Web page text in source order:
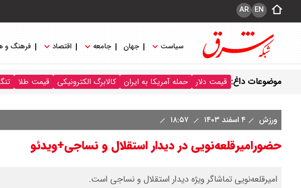
EN
AR
سیاست جهان جامعه اقتصاد فرهنگ و
موضوعات داغ: قیمت دلار حمله آمریکا به ایران کالابرگ الکترونیکی قیمت طلا
ورزش ۴ اسفند ۱۴۰۳
حضورامیرقلعه‌نویی در دیدار استقلال و نساجی+ویدئو
امیرقلعه‌نویی تماشاگر ویژه دیدار استقلال و نساجی است.